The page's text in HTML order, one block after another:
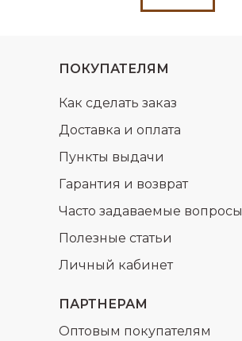
ПАРТНЕРАМ
Оптовым покупателям
ПОКУПАТЕЛЯМ
Доставка и оплата
Часто задаваемые вопросы
Гарантия и возврат
Полезные статьи
Пункты выдачи
Как сделать заказ
Личный кабинет